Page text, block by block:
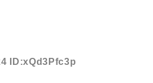
ID:xQd3Pfc3p